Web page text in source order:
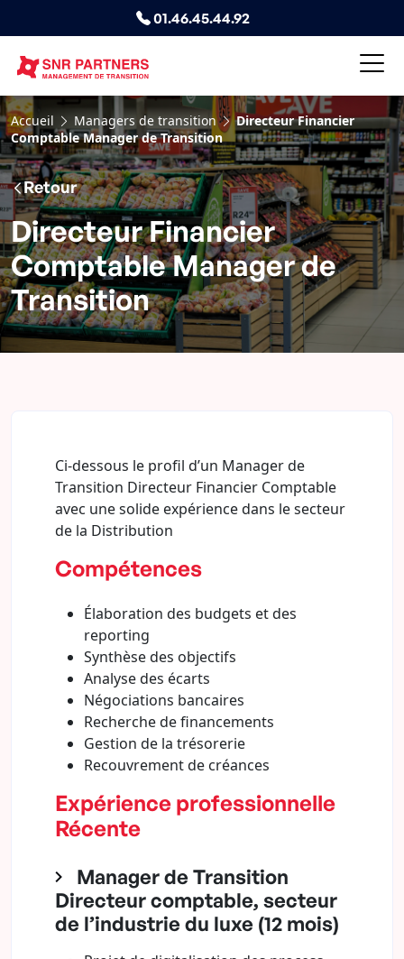
01.46.45.44.92
Accueil Managers de transition
Directeur Financier
Comptable Manager de Transition
Retour
Directeur Financier
Comptable Manager de
Transition
Ci-dessous le profil d’un Manager de
Transition Directeur Financier Comptable
avec une solide expérience dans le secteur
de la Distribution
Compétences
Élaboration des budgets et des
reporting
Synthèse des objectifs
Analyse des écarts
Négociations bancaires
Recherche de financements
Gestion de la trésorerie
Recouvrement de créances
Expérience professionnelle
Récente
Manager de Transition
Directeur comptable, secteur
de l’industrie du luxe (12 mois)